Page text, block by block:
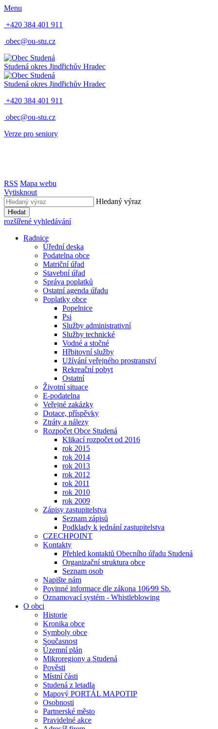
Menu
+420 384 401 911
obec@ou-stu.cz
Studená okres Jindřichův Hradec
Studená okres Jindřichův Hradec
+420 384 401 911
obec@ou-stu.cz
Verze pro seniory
RSS Mapa webu
Vytisknout
Hledaný výraz
Hledat
rozšířené vyhledávání
Radnice
Úřední deska
Podatelna obce
Matriční úřad
Stavební úřad
Správa poplatků
Ostatní agenda úřadu
Poplatky obce
Popelnice
Psi
Služby administrativní
Služby technické
Vodné a stočné
Hřbitovní služby
Užívání veřejného prostranství
Rekreační pobyt
Ostatní
Životní situace
E-podatelna
Veřejné zakázky
Dotace, příspěvky
Ztráty a nálezy
Rozpočet Obce Studená
Klikací rozpočet od 2016
rok 2015
rok 2014
rok 2013
rok 2012
rok 2011
rok 2010
rok 2009
Zápisy zastupitelstva
Seznam zápisů
Podklady k jednání zastupitelstva
CZECHPOINT
Kontakty
Přehled kontaktů Obecního úřadu Studená
Organizační struktura obce
Seznam osob
Napište nám
Povinné informace dle zákona 106⁄99 Sb.
Oznamovací systém - Whistleblowing
O obci
Historie
Kronika obce
Symboly obce
Současnost
Územní plán
Mikroregiony a Studená
Pověsti
Místní části
Studená z letadla
Mapový PORTÁL MAPOTIP
Osobnosti
Partnerské město
Pravidelné akce